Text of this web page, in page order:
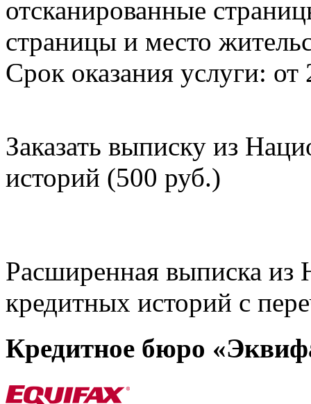
отсканированные
страницы и место
Срок оказания услуги: от
Заказать выписку из
историй (500 руб.)
Расширенная выписка из
кредитных историй с
Кредитное бюро